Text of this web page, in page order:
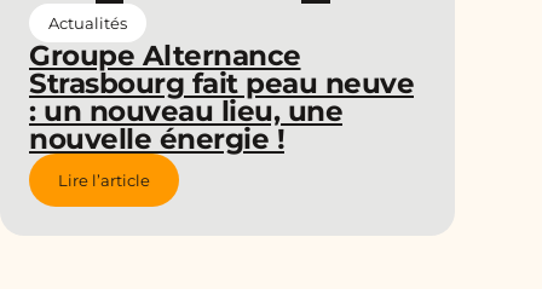
Groupe Alternance
Strasbourg fait peau neuve
: un nouveau lieu, une
nouvelle énergie !
Actualités
Lire l’article